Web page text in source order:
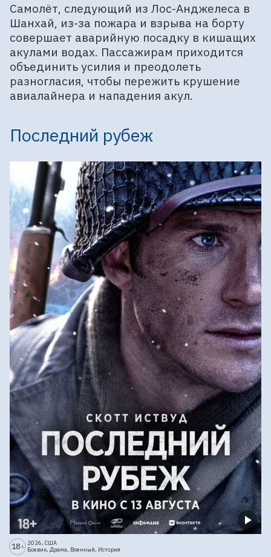
Самолёт, следующий из Лос-Анджелеса в
Шанхай, из-за пожара и взрыва на борту
совершает аварийную посадку в кишащих
акулами водах. Пассажирам приходится
объединить усилия и преодолеть
разногласия, чтобы пережить крушение
авиалайнера и нападения акул.
Последний рубеж
18+ 2026, США
Боевик, Драма, Военный, История